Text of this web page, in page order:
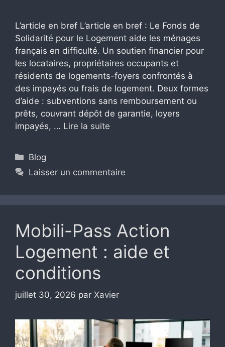
L’article en bref L’article en bref : Le Fonds de
Solidarité pour le Logement aide les ménages
français en difficulté. Un soutien financier pour
les locataires, propriétaires occupants et
résidents de logements-foyers confrontés à
des impayés ou frais de logement. Deux formes
d’aide : subventions sans remboursement ou
prêts, couvrant dépôt de garantie, loyers
impayés, … Lire la suite
Catégories
Blog
Laisser un commentaire
Mobili-Pass Action
Logement : aide et
conditions
juillet 30, 2026 par Xavier